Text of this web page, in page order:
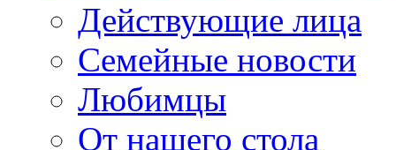
Действующие лица
Семейные новости
Любимцы
От нашего стола